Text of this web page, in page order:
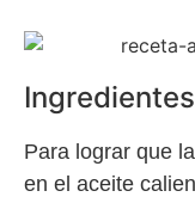
Para lograr que
en el aceite